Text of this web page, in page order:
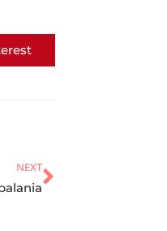
NEXT